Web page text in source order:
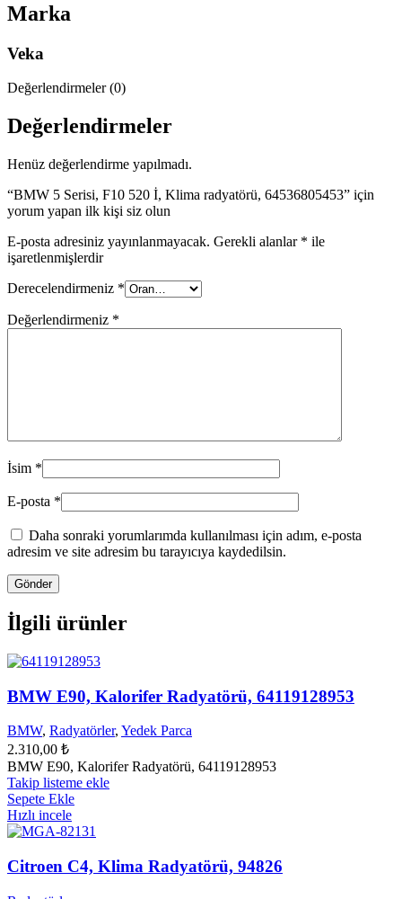
Marka
Veka
Değerlendirmeler (0)
Değerlendirmeler
Henüz değerlendirme yapılmadı.
“BMW 5 Serisi, F10 520 İ, Klima radyatörü, 64536805453” için
yorum yapan ilk kişi siz olun
E-posta adresiniz yayınlanmayacak. Gerekli alanlar * ile
işaretlenmişlerdir
Derecelendirmeniz *
Değerlendirmeniz *
İsim *
E-posta *
Daha sonraki yorumlarımda kullanılması için adım, e-posta
adresim ve site adresim bu tarayıcıya kaydedilsin.
İlgili ürünler
BMW E90, Kalorifer Radyatörü, 64119128953
BMW, Radyatörler, Yedek Parca
2.310,00 ₺
BMW E90, Kalorifer Radyatörü, 64119128953
Takip listeme ekle
Sepete Ekle
Hızlı incele
Citroen C4, Klima Radyatörü, 94826